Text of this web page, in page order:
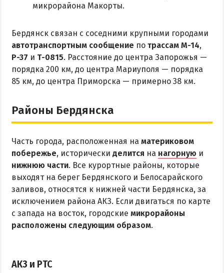
РЕКОМЕНДАЦИИ ПО ВЫБОРУ ЖИЛЬЯ
Отдых с детьми
Отдых в мае и на майские
Отдых в сентябре
Отдых зимой и в межсезонье
Отдых с бассейном
Отдых на первой линии
Отдых на набережной
Квартиры посуточно
микрорайона Макорты.
Бердянск связан с соседними крупными городами
автотранспортным сообщение по трассам М-14,
Р-37 и Т-0815. Расстояние до центра Запорожья —
порядка 200 км, до центра Мариуполя — порядка
85 км, до центра Приморска — примерно 38 км.
Районы Бердянска
Часть города, расположенная на материковом
побережье, исторически делится на нагорную и
нижнюю части. Все курортные районы, которые
выходят на берег Бердянского и Белосарайского
заливов, относятся к нижней части Бердянска, за
исключением района АКЗ. Если двигаться по карте
с запада на восток, городские микрорайоны
расположены следующим образом.
АКЗ и РТС